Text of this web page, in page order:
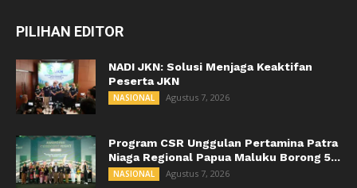
PILIHAN EDITOR
NADI JKN: Solusi Menjaga Keaktifan
Peserta JKN
NASIONAL Agustus 7, 2026
Program CSR Unggulan Pertamina Patra
Niaga Regional Papua Maluku Borong 5...
NASIONAL Agustus 7, 2026